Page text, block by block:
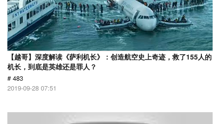
【越哥】深度解读《萨利机长》：创造航空史上奇迹，救了155人的
机长，到底是英雄还是罪人？
# 483
2019-09-28 07:51